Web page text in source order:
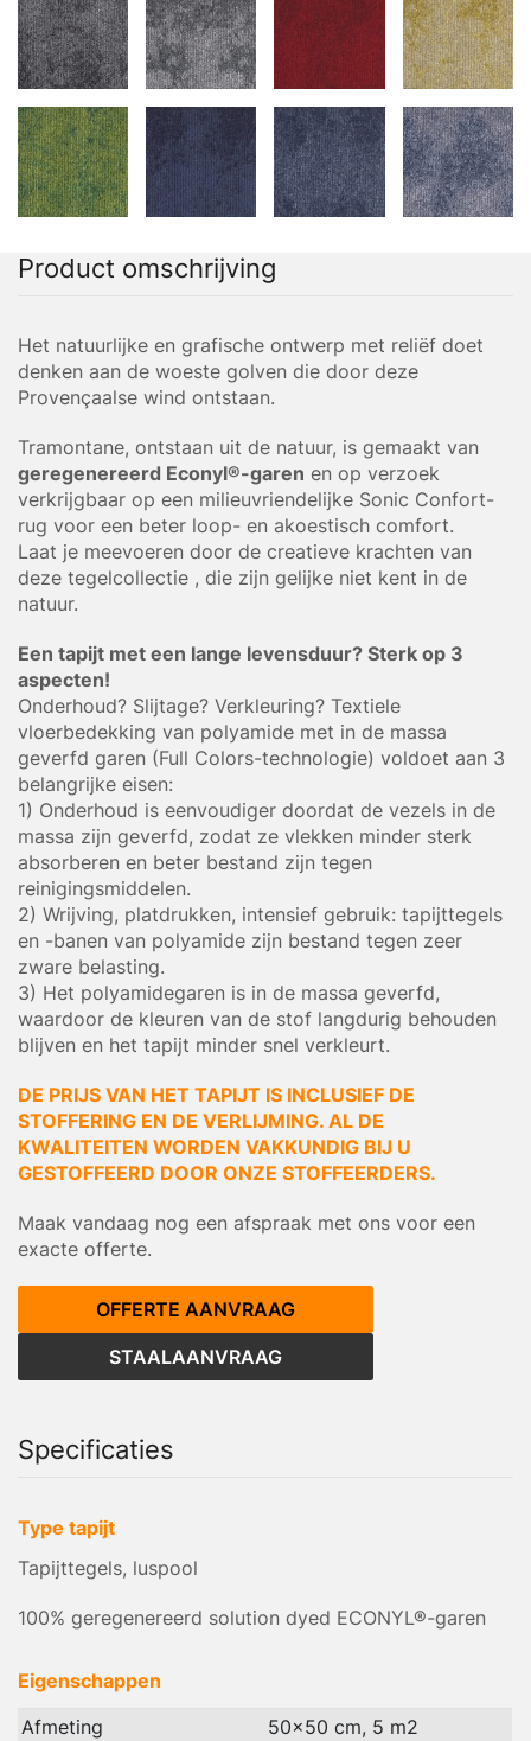
Product omschrijving
Het natuurlijke en grafische ontwerp met reliëf doet
denken aan de woeste golven die door deze
Provençaalse wind ontstaan.
Tramontane, ontstaan uit de natuur, is gemaakt van
geregenereerd Econyl®-garen en op verzoek
verkrijgbaar op een milieuvriendelijke Sonic Confort-
rug voor een beter loop- en akoestisch comfort.
Laat je meevoeren door de creatieve krachten van
deze tegelcollectie , die zijn gelijke niet kent in de
natuur.
Een tapijt met een lange levensduur? Sterk op 3
aspecten!
Onderhoud? Slijtage? Verkleuring? Textiele
vloerbedekking van polyamide met in de massa
geverfd garen (Full Colors-technologie) voldoet aan 3
belangrijke eisen:
1) Onderhoud is eenvoudiger doordat de vezels in de
massa zijn geverfd, zodat ze vlekken minder sterk
absorberen en beter bestand zijn tegen
reinigingsmiddelen.
2) Wrijving, platdrukken, intensief gebruik: tapijttegels
en -banen van polyamide zijn bestand tegen zeer
zware belasting.
3) Het polyamidegaren is in de massa geverfd,
waardoor de kleuren van de stof langdurig behouden
blijven en het tapijt minder snel verkleurt.
DE PRIJS VAN HET TAPIJT IS INCLUSIEF DE
STOFFERING EN DE VERLIJMING. AL DE
KWALITEITEN WORDEN VAKKUNDIG BIJ U
GESTOFFEERD DOOR ONZE STOFFEERDERS.
Maak vandaag nog een afspraak met ons voor een
exacte offerte.
OFFERTE AANVRAAG
STAALAANVRAAG
Specificaties
Type tapijt
Tapijttegels, luspool
100% geregenereerd solution dyed ECONYL®-garen
Eigenschappen
Afmeting
50x50 cm, 5 m2